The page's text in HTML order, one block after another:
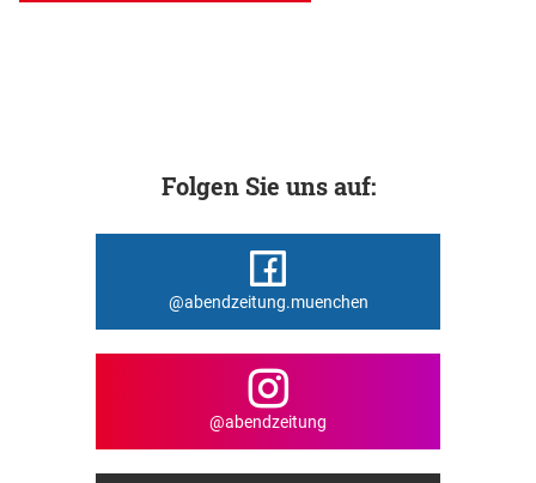
Folgen Sie uns auf:
@abendzeitung.muenchen
@abendzeitung